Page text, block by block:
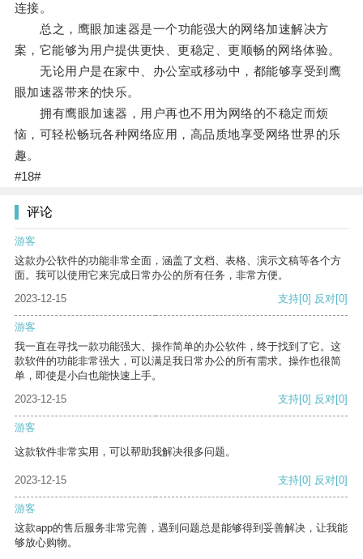
连接。
总之，鹰眼加速器是一个功能强大的网络加速解决方
案，它能够为用户提供更快、更稳定、更顺畅的网络体验。
无论用户是在家中、办公室或移动中，都能够享受到鹰
眼加速器带来的快乐。
拥有鹰眼加速器，用户再也不用为网络的不稳定而烦
恼，可轻松畅玩各种网络应用，高品质地享受网络世界的乐
趣。
#18#
评论
游客
这款办公软件的功能非常全面，涵盖了文档、表格、演示文稿等各个方
面。我可以使用它来完成日常办公的所有任务，非常方便。
2023-12-15
支持[0] 反对[0]
游客
我一直在寻找一款功能强大、操作简单的办公软件，终于找到了它。这
款软件的功能非常强大，可以满足我日常办公的所有需求。操作也很简
单，即使是小白也能快速上手。
2023-12-15
支持[0] 反对[0]
游客
这款软件非常实用，可以帮助我解决很多问题。
2023-12-15 支持[0] 反对[0]
游客
这款app的售后服务非常完善，遇到问题总是能够得到妥善解决，让我能
够放心购物。